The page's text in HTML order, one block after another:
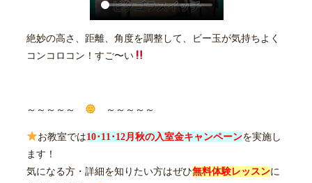
絶妙の高さ、距離、角度を調整して、ビー玉が気持ちよく
コンコロコン！すご〜い
～～～～～ ～～～～～
お教室では10･11･12月秋の入室金キャンペーンを実施し
ます！
気になる方・詳細を知りたい方はぜひ無料体験レッスンに